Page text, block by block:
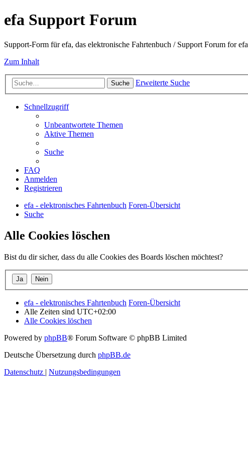
efa Support Forum
Support-Form für efa, das elektronische Fahrtenbuch / Support Forum for
Zum Inhalt
Suche Erweiterte Suche
Schnellzugriff
Unbeantwortete Themen
Aktive Themen
Suche
FAQ
Anmelden
Registrieren
efa - elektronisches Fahrtenbuch Foren-Übersicht
Suche
Alle Cookies löschen
Bist du dir sicher, dass du alle Cookies des Boards löschen möchtest?
efa - elektronisches Fahrtenbuch Foren-Übersicht
Alle Zeiten sind UTC+02:00
Alle Cookies löschen
Powered by phpBB® Forum Software © phpBB Limited
Deutsche Übersetzung durch phpBB.de
Datenschutz | Nutzungsbedingungen